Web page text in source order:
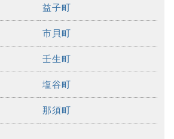
益子町
市貝町
壬生町
塩谷町
那須町